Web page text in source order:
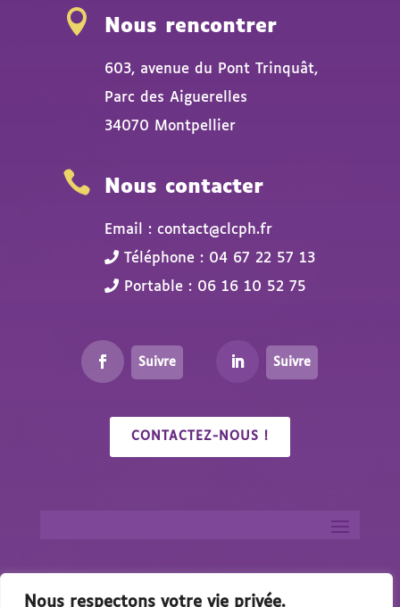
Nous respectons votre vie privée.
 Nous rencontrer
603, avenue du Pont Trinquât,
Parc des Aiguerelles
34070 Montpellier
 Nous contacter
Email : contact@clcph.fr
Téléphone : 04 67 22 57 13
Portable : 06 16 10 52 75
Suivre Suivre
CONTACTEZ-NOUS !